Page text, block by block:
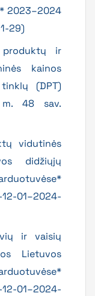
2023–2024
29)
produktų ir
kainos
(DPT)
m. 48 sav.
vidutinės
didžiųjų
01–2024-
ir vaisių
Lietuvos
01–2024-